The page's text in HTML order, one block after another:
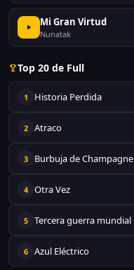
Mi Gran Virtud
Nunatak
Top 20 de Full
1 Historia Perdida
2 Atraco
3 Burbuja de Champagne
4 Otra Vez
5 Tercera guerra mundial
6 Azul Eléctrico